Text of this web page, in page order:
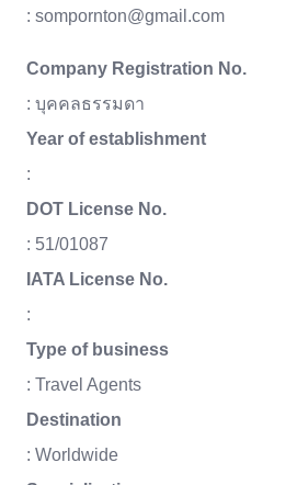
: sompornton@gmail.com
Company Registration No.
: บุคคลธรรมดา
Year of establishment
:
DOT License No.
: 51/01087
IATA License No.
:
Type of business
: Travel Agents
Destination
: Worldwide